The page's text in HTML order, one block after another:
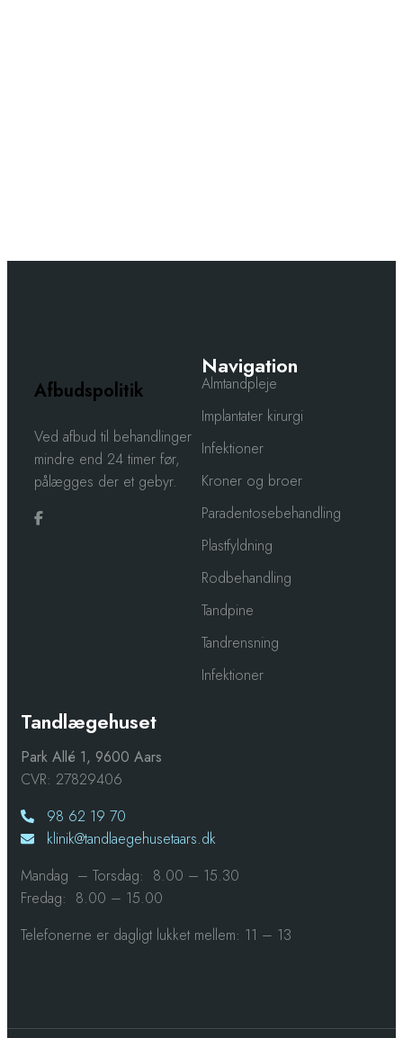
Tandlægehuset
Park Allé 1, 9600 Aars
CVR: 27829406
98 62 19 70
klinik@tandlaegehusetaars.dk
Mandag – Torsdag: 8.00 – 15.30
Fredag: 8.00 – 15.00​
Telefonerne er dagligt lukket mellem: 11 – 13
Navigation
Almtandpleje
Implantater kirurgi
Infektioner
Kroner og broer
Paradentosebehandling
Plastfyldning
Rodbehandling
Tandpine
Tandrensning
Infektioner
Afbudspolitik
​​Ved afbud til behandlinger
mindre end 24 timer før,
pålægges der et gebyr.